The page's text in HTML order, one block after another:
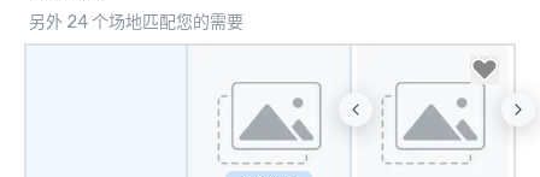
另外 24 个场地匹配您的需要